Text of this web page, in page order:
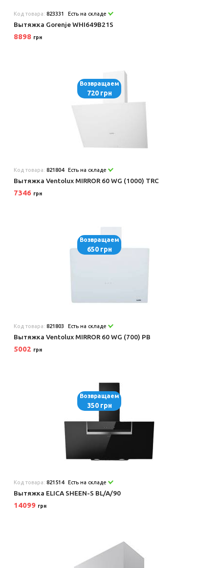
Код товара:823331 Есть на складе
Вытяжка Gorenje WHI649B21S
8898 грн
Возвращаем
720 грн
Код товара:821804 Есть на складе
Вытяжка Ventolux MIRROR 60 WG (1000) TRC
7346 грн
Возвращаем
650 грн
Код товара:821803 Есть на складе
Вытяжка Ventolux MIRROR 60 WG (700) PB
5002 грн
Возвращаем
350 грн
Код товара:821514 Есть на складе
Вытяжка ELICA SHEEN-S BL/A/90
14099 грн